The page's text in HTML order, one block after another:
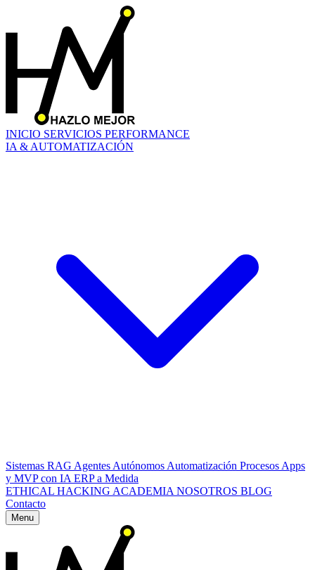
INICIO SERVICIOS PERFORMANCE
IA & AUTOMATIZACIÓN
Sistemas RAG Agentes Autónomos Automatización Procesos Apps
y MVP con IA ERP a Medida
ETHICAL HACKING ACADEMIA NOSOTROS BLOG
Contacto
Menu